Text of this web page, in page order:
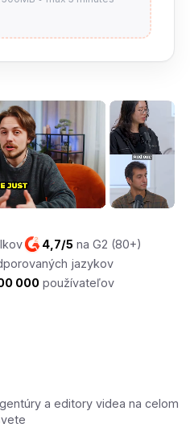
4,7/5na G2 (80+)
jazykov
000používateľov
a editory videa na celom